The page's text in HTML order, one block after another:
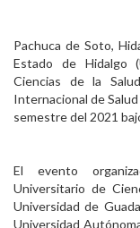
Pachuca de Soto,
Estado de Hidalgo
Ciencias de la
Internacional de
semestre del 2021
El evento
Universitario de
Universidad de
Universidad